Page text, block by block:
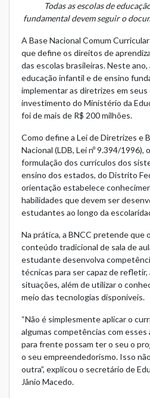
Todas as escolas de
fundamental devem seguir o
A Base Nacional Comum
que define os direitos de
das escolas brasileiras. Neste
educação infantil e de ensino
implementar as diretrizes em
investimento do Ministério da
foi de mais de R$ 200 milhões.
Como define a Lei de Diretrizes e
Nacional (LDB, Lei nº 9.394/
formulação dos currículos dos
ensino dos estados, do Distrito
orientação estabelece
habilidades que devem ser
estudantes ao longo da
Na prática, a BNCC pretende que
conteúdo tradicional de sala de
estudante desenvolva
técnicas para ser capaz de refletir,
situações, além de utilizar o
meio das tecnologias disponíveis.
“Não é simplesmente aplicar o
algumas competências com esses
para frente possam ter o seu o
o seu empreendedorismo. Isso
outra”, explicou o secretário de
Jânio Macedo.